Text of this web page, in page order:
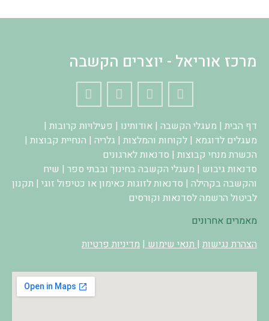
מרכז אוריאל - יוצרים הקשבה
דף הבית | מעגלי הקשבה | אודותינו | פעילויות קרובות |
מעגלים לדוגמא | לקוחות והמלצות | גלריה | הנחיית קבוצות |
הכשרת מנחי קבוצות | סדנאות לארגונים
סדנאות גיבוש | מעגלי הקשבה בחינוך ובבתי ספר | שיח
והקשבה בקהילה | סדנאות לזוגות כאימון או כטיפול זוגי | תקנון
לביטול הרשמה לסדנאות וקורסים
מאמרים אחרונים
הצהרת נגישות | תנאי שימוש | מדיניות פרטיות